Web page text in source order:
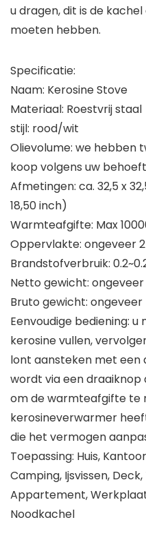
u dragen, dit is de kachel
moeten hebben.
Specificatie:
Naam: Kerosine Stove
Materiaal: Roestvrij staal
stijl: rood/wit
Olievolume: we hebben
koop volgens uw
Afmetingen: ca. 32,5 x
18,50 inch)
Warmteafgifte: Max
Oppervlakte: ongeveer
Brandstofverbruik:
Netto gewicht: ongeveer
Bruto gewicht: ongeveer
Eenvoudige bediening:
kerosine vullen,
lont aansteken met een
wordt via een draaiknop
om de warmteafgifte te
kerosineverwarmer
die het vermogen
Toepassing: Huis,
Camping, Ijsvissen,
Appartement,
Noodkachel